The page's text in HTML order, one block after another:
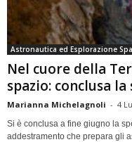
Astronautica ed Esplorazione
Nel cuore della
spazio: conclusa la
Marianna Michelagnoli - 4
Si è conclusa a fine giugno la
addestramento che prepara gli